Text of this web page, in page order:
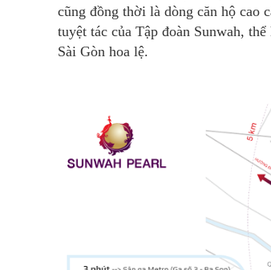
cũng đồng thời là dòng căn hộ cao
tuyệt tác của Tập đoàn Sunwah,
Sài Gòn hoa lệ.